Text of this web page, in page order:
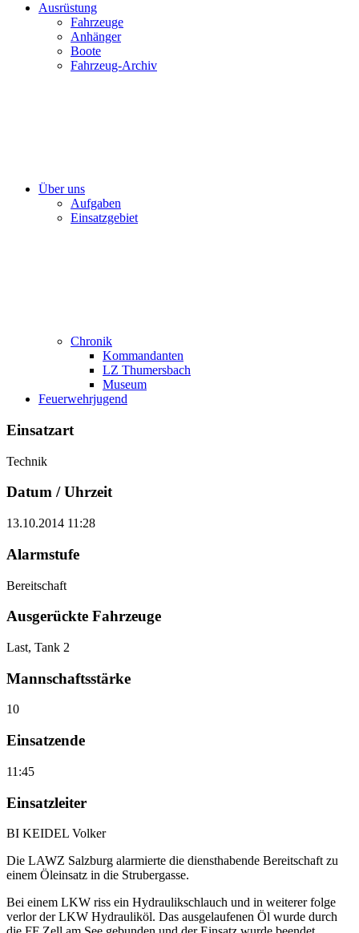
Ausrüstung
Fahrzeuge
Anhänger
Boote
Fahrzeug-Archiv
Über uns
Aufgaben
Einsatzgebiet
Chronik
Kommandanten
LZ Thumersbach
Museum
Feuerwehrjugend
Einsatzart
Technik
Datum / Uhrzeit
13.10.2014 11:28
Alarmstufe
Bereitschaft
Ausgerückte Fahrzeuge
Last, Tank 2
Mannschaftsstärke
10
Einsatzende
11:45
Einsatzleiter
BI KEIDEL Volker
Die LAWZ Salzburg alarmierte die diensthabende Bereitschaft zu
einem Öleinsatz in die Strubergasse.
Bei einem LKW riss ein Hydraulikschlauch und in weiterer folge
verlor der LKW Hydrauliköl. Das ausgelaufenen Öl wurde durch